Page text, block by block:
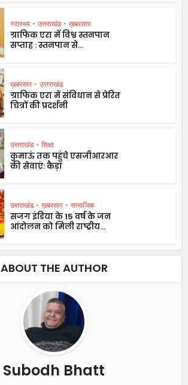
स्वास्थ्य • उत्तराखंड • ख़बरसार
ग्राफिक एरा में विश्व स्तनपान
सप्ताह : स्तनपान से...
ख़बरसार • उत्तराखंड
ग्राफिक एरा में संविधान से प्रेरित
चित्रों की प्रदर्शनी
उत्तराखंड • शिक्षा
कुमाऊं तक पहुंचे एसजीआरआर
की सेवाएं: कैड़ा
उत्तराखंड • ख़बरसार • सामाजिक
सजग इंडिया के 15 वर्ष के जन
आंदोलन को मिली राष्ट्रीय...
ABOUT THE AUTHOR
Subodh Bhatt